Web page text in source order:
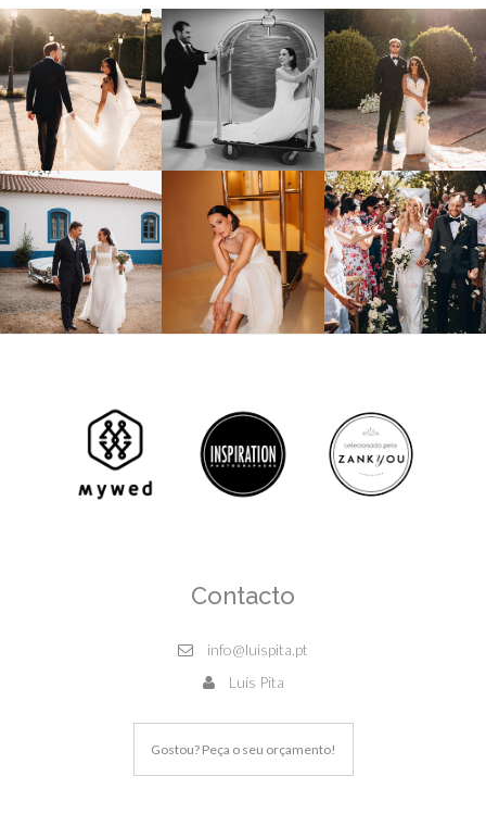
Contacto
info@luispita.pt
Luís Pita
Gostou? Peça o seu orçamento!